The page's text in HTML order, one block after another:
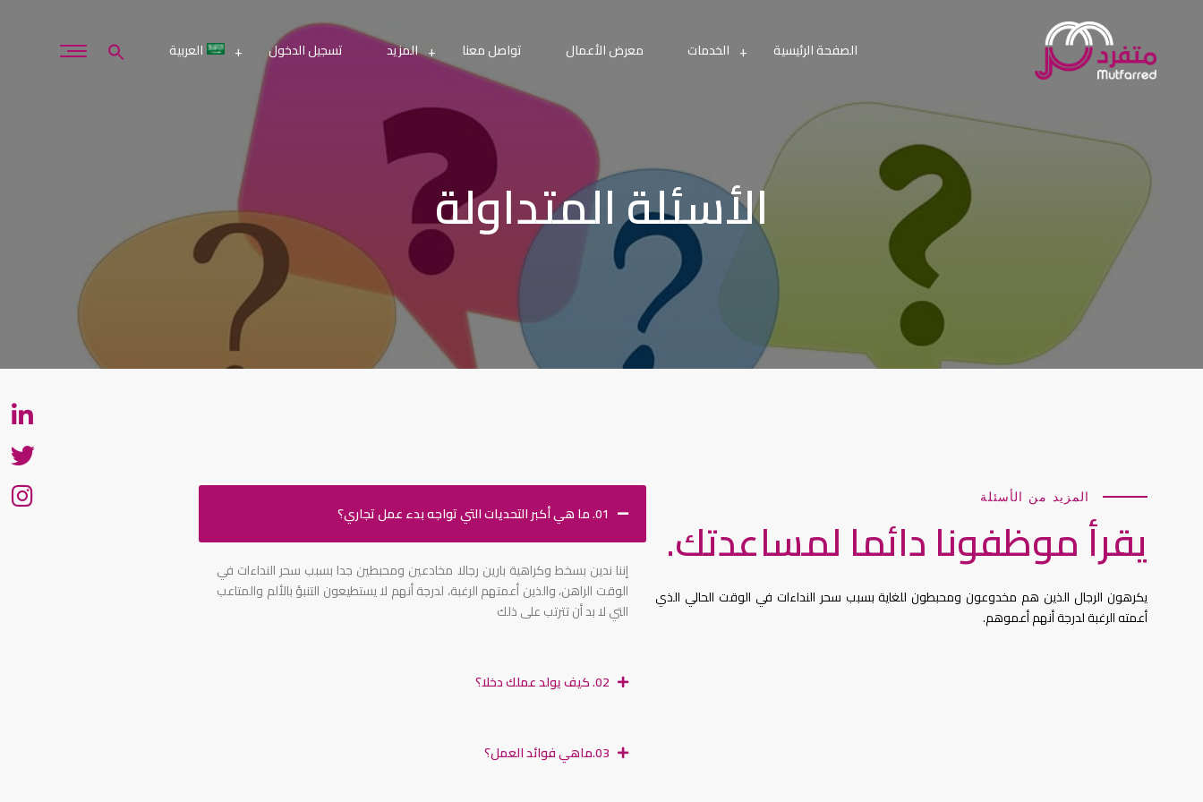
الصفحة الرئيسية الخدمات معرض الأعمال تواصل معنا المزيد تسجيل الدخول العربية
الأسئلة المتداولة
المزيد من الأسئلة
يقرأ موظفونا دائما لمساعدتك.
يكرهون الرجال الذين هم مخدوعون ومحبطون للغاية بسبب سحر النداءات في الوقت الحالي الذي
أعمته الرغبة لدرجة أنهم أعموهم.
01. ما هي أكبر التحديات التي تواجه بدء عمل تجاري؟
إننا ندين بسخط وكراهية بارين رجالا مخادعين ومحبطين جدا بسبب سحر النداءات في
الوقت الراهن، والذين أعمتهم الرغبة، لدرجة أنهم لا يستطيعون التنبؤ بالألم والمتاعب
التي لا بد أن تترتب على ذلك
02. كيف يولد عملك دخلا؟
03.ماهي فوائد العمل؟